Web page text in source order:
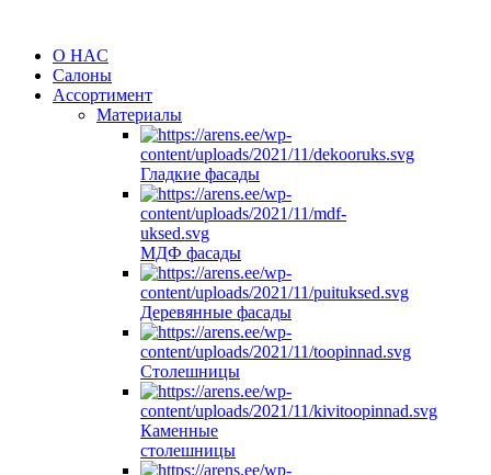
O HAC
Салоны
Ассортимент
Материалы
Гладкие фасады
МДФ фасады
Деревянные фасады
Столешницы
Каменные
столешницы